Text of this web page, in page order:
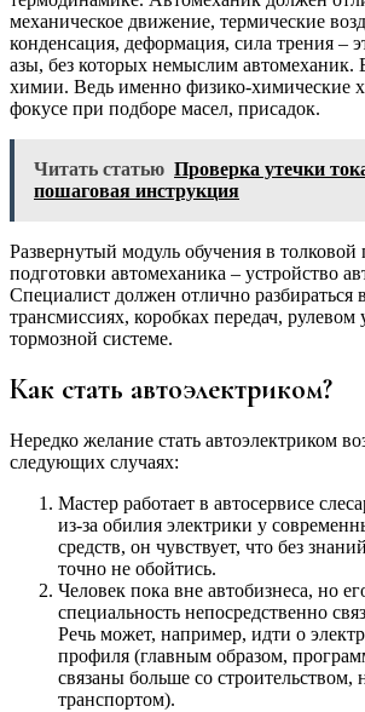
механическое движение, термические
конденсация, деформация, сила трения –
азы, без которых немыслим
химии. Ведь именно физико-химические
фокусе при подборе масел, присадок.
Читать статью Проверка утечки
пошаговая инструкция
Развернутый модуль обучения в толковой
подготовки автомеханика – устройство
Специалист должен отлично разбираться
трансмиссиях, коробках передач, рулевом
тормозной системе.
Как стать автоэлектриком?
Нередко желание стать автоэлектриком
следующих случаях:
Мастер работает в автосервисе
из-за обилия электрики у
средств, он чувствует, что без
точно не обойтись.
Человек пока вне автобизнеса, но
специальность непосредственно
Речь может, например, идти о
профиля (главным образом,
связаны больше со строительством,
транспортом).